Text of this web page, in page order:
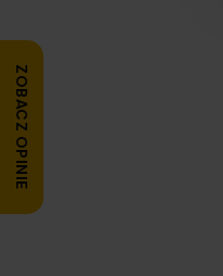
ZOBACZ OPINIE